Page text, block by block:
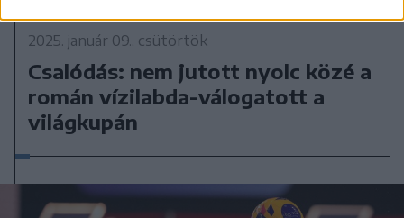
2025. január 09., csütörtök
Csalódás: nem jutott nyolc közé a
román vízilabda-válogatott a
világkupán